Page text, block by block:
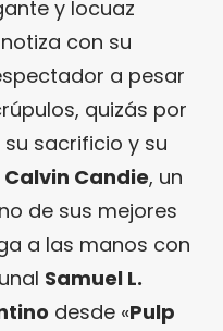
y locuaz
con su
a pesar
quizás por
sacrificio y su
Calvin Candie, un
de sus mejores
a las manos con
Samuel L.
desde «Pulp